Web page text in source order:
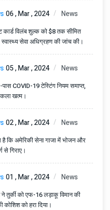
06 , Mar , 2024 News
कार्ड विलंब शुल्क को $8 तक सीमित
सेवा अधिग्रहण की जांच की।
05 , Mar , 2024 News
COVID-19 टेस्टिंग नियम समाप्त,
खत्म।
02 , Mar , 2024 News
है कि अमेरिकी सेना गाजा में भोजन और
से गिराए।
01 , Mar , 2024 News
तुर्की को एफ-16 लड़ाकू विमान की
कोशिश को हरा दिया।